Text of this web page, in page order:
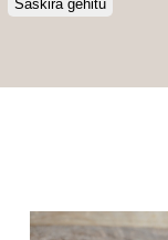
Saskira gehitu